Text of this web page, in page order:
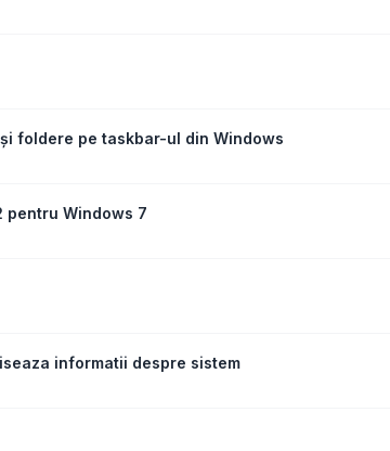
foldere pe taskbar-ul din Windows
pentru Windows 7
informatii despre sistem